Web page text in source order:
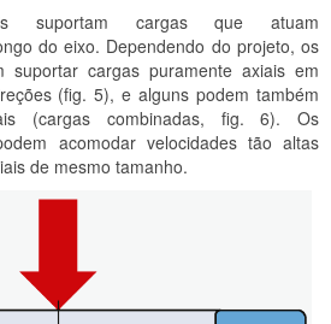
suportam cargas que atuam
do eixo. Dependendo do projeto, os
suportar cargas puramente axiais em
(fig. 5), e alguns podem também
(cargas combinadas, fig. 6). Os
acomodar velocidades tão altas
de mesmo tamanho.